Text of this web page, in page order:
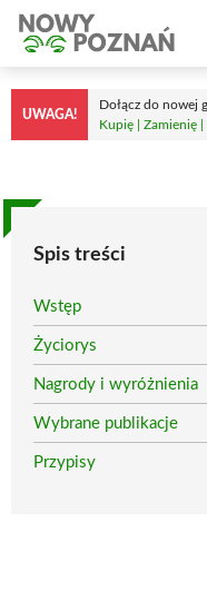
Przejdź
treści
UWAGA!
Dołącz do nowej
Kupię | Zamienię |
Spis treści
Wstęp
Życiorys
Nagrody i wyróżnienia
Wybrane publikacje
Przypisy